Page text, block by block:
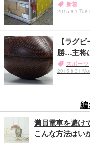
新着
2015.9.1 Tue
【ラグ
勝…主将
スポーツ
2015.8.31
編
満員電車を避け
こんな方法はい